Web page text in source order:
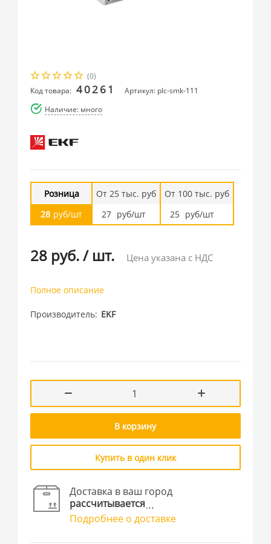
(0)
Код товара: 40261
Артикул: plc-smk-111
Наличие: много
Розница
28 руб/шт
От 25 тыс. руб
27 руб/шт
От 100 тыс. руб
25 руб/шт
28 руб./ шт. Цена указана с НДС
Полное описание
Производитель EKF
В корзину
Купить в один клик
Доставка в ваш город
рассчитывается
Подробнее о доставке